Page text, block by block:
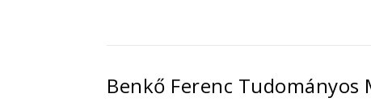
Benkő Ferenc Tudományos